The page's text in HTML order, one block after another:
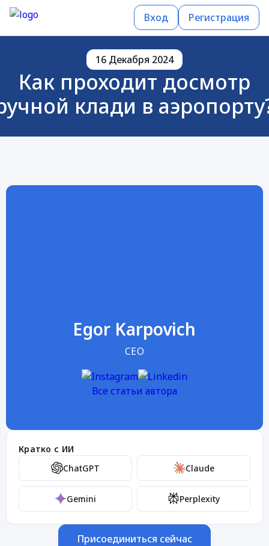
Вход Регистрация
16 Декабря 2024
Как проходит досмотр
клади в
Egor Karpovich
CEO
Все статьи автора
Кратко с ИИ
ChatGPT
Claude
Gemini Perplexity
Присоединиться сейчас